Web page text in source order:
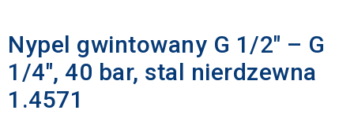
Nypel gwintowany G 1/2″ – G
1/4″, 40 bar, stal nierdzewna
1.4571